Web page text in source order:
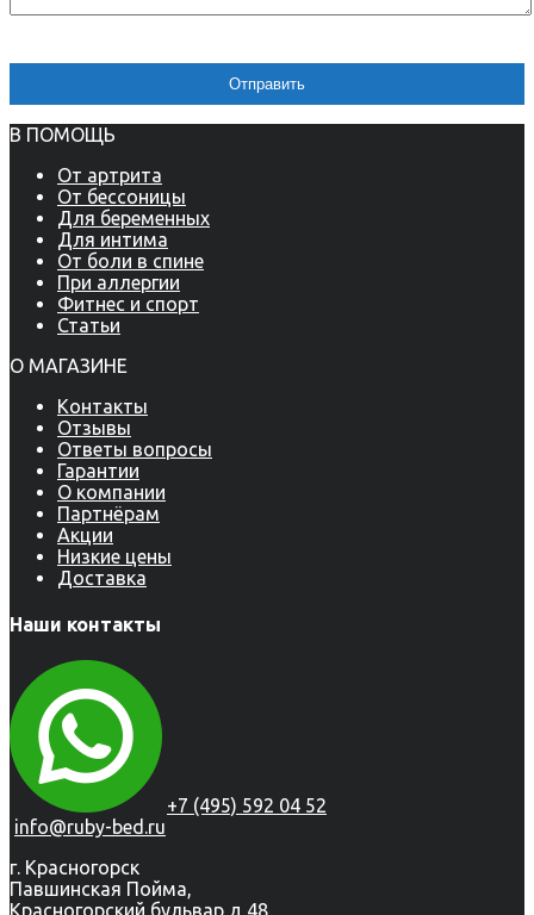
В ПОМОЩЬ
От артрита
От бессоницы
Для беременных
Для интима
От боли в спине
При аллергии
Фитнес и спорт
Статьи
О МАГАЗИНЕ
Контакты
Отзывы
Ответы вопросы
Гарантии
О компании
Партнёрам
Акции
Низкие цены
Доставка
Наши контакты
+7 (495) 592 04 52
info@ruby-bed.ru
г. Красногорск
Павшинская Пойма,
Красногорский бульвар д 48